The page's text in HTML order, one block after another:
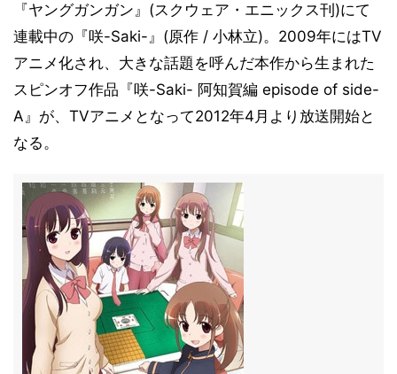
『ヤングガンガン』(スクウェア・エニックス刊)にて
連載中の『咲-Saki-』(原作 / 小林立)。2009年にはTV
アニメ化され、大きな話題を呼んだ本作から生まれた
スピンオフ作品『咲-Saki- 阿知賀編 episode of side-
A』が、TVアニメとなって2012年4月より放送開始と
なる。